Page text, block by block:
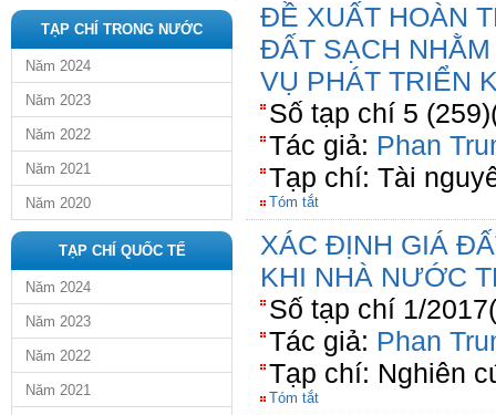
TẠP CHÍ TRONG NƯỚC
Năm 2024
Năm 2023
Năm 2022
Năm 2021
Năm 2020
TẠP CHÍ QUỐC TẾ
Năm 2024
Năm 2023
Năm 2022
Năm 2021
ĐỀ XUẤT HOÀN
ĐẤT SẠCH
VỤ PHÁT TRIỂN
Số tạp chí 5
Tác giả: Phan
Tạp chí: Tài
Tóm tắt
XÁC ĐỊNH GIÁ
KHI NHÀ NƯỚC
Số tạp chí 1/
Tác giả: Phan
Tạp chí: Nghiên
Tóm tắt